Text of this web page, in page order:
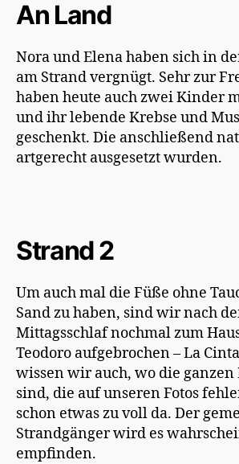
An Land
Nora und Elena haben sich in
am Strand vergnügt. Sehr zur
haben heute auch zwei Kinder
und ihr lebende Krebse und
geschenkt. Die anschließend
artgerecht ausgesetzt wurden.
Strand 2
Um auch mal die Füße ohne
Sand zu haben, sind wir nach
Mittagsschlaf nochmal zum
Teodoro aufgebrochen – La
wissen wir auch, wo die ganzen
sind, die auf unseren Fotos
schon etwas zu voll da. Der
Strandgänger wird es
empfinden.